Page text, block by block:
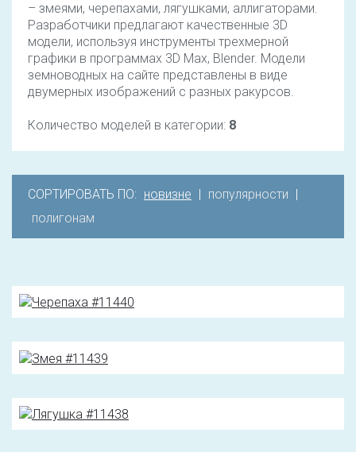
– змеями, черепахами, лягушками, аллигаторами.
Разработчики предлагают качественные 3D
модели, используя инструменты трехмерной
графики в программах 3D Max, Blender. Модели
земноводных на сайте представлены в виде
двумерных изображений с разных ракурсов.
Количество моделей в категории: 8
СОРТИРОВАТЬ ПО: новизне | популярности |
полигонам